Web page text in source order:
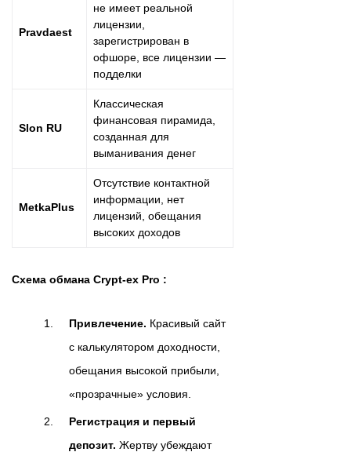
Pravdaest
не имеет реальной
лицензии,
зарегистрирован в
офшоре, все лицензии —
подделки
Slon RU
Классическая
финансовая пирамида,
созданная для
выманивания денег
MetkaPlus
Отсутствие контактной
информации, нет
лицензий, обещания
высоких доходов
Схема обмана Crypt-ex Pro :
Привлечение. Красивый сайт
с калькулятором доходности,
обещания высокой прибыли,
«прозрачные» условия.
Регистрация и первый
депозит. Жертву убеждают